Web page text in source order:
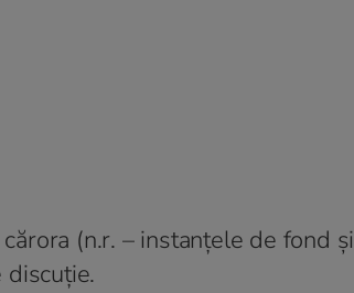
(n.r. – instanțele de fond și
discuție.